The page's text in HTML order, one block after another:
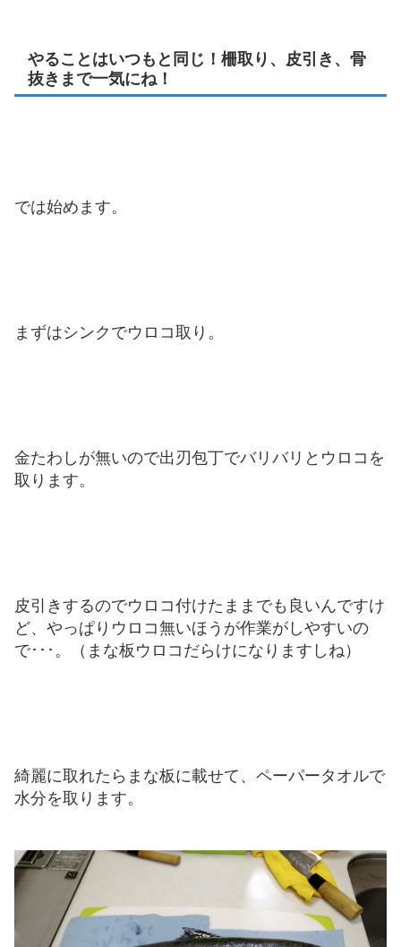
やることはいつもと同じ！柵取り、皮引き、骨
抜きまで一気にね！
では始めます。
まずはシンクでウロコ取り。
金たわしが無いので出刃包丁でバリバリとウロコを
取ります。
皮引きするのでウロコ付けたままでも良いんですけ
ど、やっぱりウロコ無いほうが作業がしやすいの
で･･･。（まな板ウロコだらけになりますしね）
綺麗に取れたらまな板に載せて、ペーパータオルで
水分を取ります。